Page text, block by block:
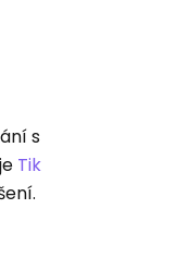
s
Tik